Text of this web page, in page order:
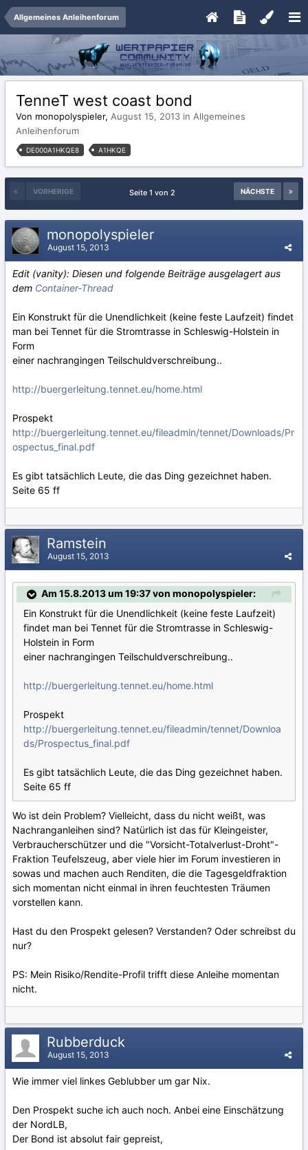
Allgemeines Anleihenforum
TenneT west coast bond
Von monopolyspieler, August 15, 2013 in Allgemeines
Anleihenforum
DE000A1HKQE8 A1HKQE
VORHERIGE NÄCHSTE
Seite 1 von 2
monopolyspieler
August 15, 2013
Edit (vanity): Diesen und folgende Beiträge ausgelagert aus
dem Container-Thread
Ein Konstrukt für die Unendlichkeit (keine feste Laufzeit) findet
man bei Tennet für die Stromtrasse in Schleswig-Holstein in
Form
einer nachrangingen Teilschuldverschreibung..
http://buergerleitung.tennet.eu/home.html
Prospekt
http://buergerleitung.tennet.eu/fileadmin/tennet/Downloads/Pr
ospectus_final.pdf
Es gibt tatsächlich Leute, die das Ding gezeichnet haben.
Seite 65 ff
Ramstein
August 15, 2013
Am 15.8.2013 um 19:37 von monopolyspieler:
Ein Konstrukt für die Unendlichkeit (keine feste Laufzeit)
findet man bei Tennet für die Stromtrasse in Schleswig-
Holstein in Form
einer nachrangingen Teilschuldverschreibung..
http://buergerleitung.tennet.eu/home.html
Prospekt
http://buergerleitung.tennet.eu/fileadmin/tennet/Downloa
ds/Prospectus_final.pdf
Es gibt tatsächlich Leute, die das Ding gezeichnet haben.
Seite 65 ff
Wo ist dein Problem? Vielleicht, dass du nicht weißt, was
Nachranganleihen sind? Natürlich ist das für Kleingeister,
Verbraucherschützer und die "Vorsicht-Totalverlust-Droht"-
Fraktion Teufelszeug, aber viele hier im Forum investieren in
sowas und machen auch Renditen, die die Tagesgeldfraktion
sich momentan nicht einmal in ihren feuchtesten Träumen
vorstellen kann.
Hast du den Prospekt gelesen? Verstanden? Oder schreibst du
nur?
PS: Mein Risiko/Rendite-Profil trifft diese Anleihe momentan
nicht.
Rubberduck
August 15, 2013
Wie immer viel linkes Geblubber um gar Nix.
Den Prospekt suche ich auch noch. Anbei eine Einschätzung
der NordLB,
Der Bond ist absolut fair gepreist,